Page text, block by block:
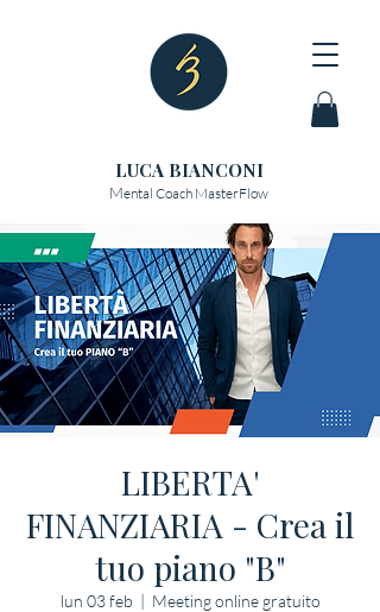
LUCA BIANCONI
Mental Coach MasterFlow
LIBERTA'
FINANZIARIA - Crea il
tuo piano "B"
lun 03 feb
  |
Meeting online gratuito